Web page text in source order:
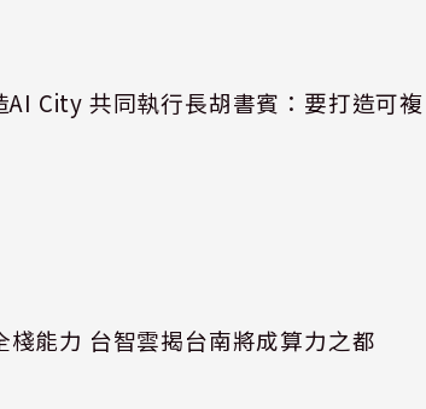
AI City 共同執行長胡書賓：要打造可複
能力 台智雲揭台南將成算力之都